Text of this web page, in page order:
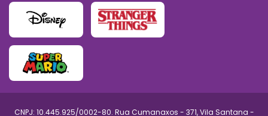
CNPJ: 10.445.925/0002-80. Rua Cumanaxos - 371, Vila Santana -